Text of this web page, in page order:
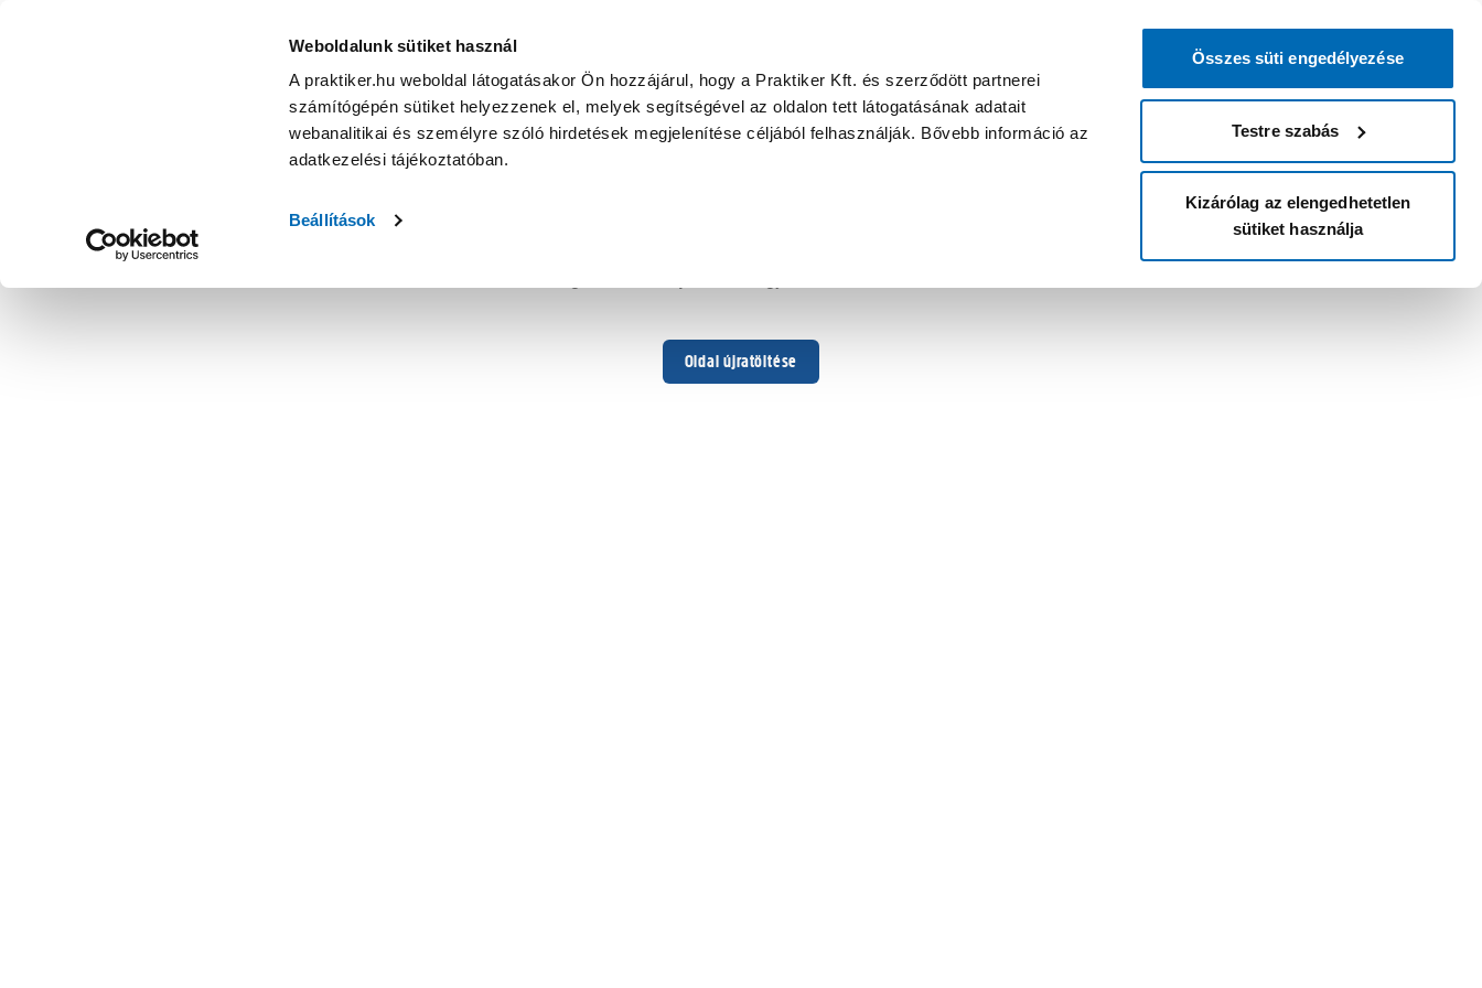
Weboldalunk sütiket használ
A praktiker.hu weboldal látogatásakor Ön hozzájárul, hogy a Praktiker Kft. és szerződött partnerei
számítógépén sütiket helyezzenek el, melyek segítségével az oldalon tett látogatásának adatait
webanalitikai és személyre szóló hirdetések megjelenítése céljából felhasználják. Bővebb információ az
adatkezelési tájékoztatóban.
Beállítások
Összes süti engedélyezése
Testre szabás
Kizárólag az elengedhetetlen
sütiket használja
Oldal újratöltése